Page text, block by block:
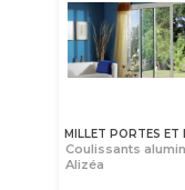
Coulissants
Alizéa